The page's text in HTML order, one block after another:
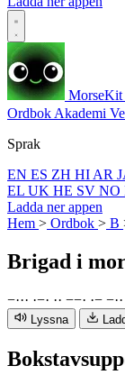
MorseKit
Ordbok Akademi
Sprak
EN ES ZH HI AR
EL UK HE SV NO
Ladda ner appen
Hem > Ordbok > B
Brigad i
−··· ·−· ·· −−· ·− −··
Lyssna